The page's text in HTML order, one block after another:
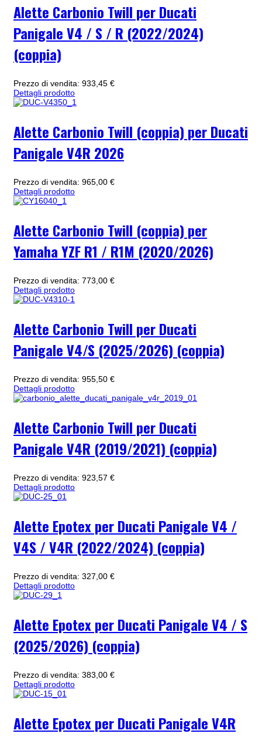
Alette Carbonio Twill per Ducati
Panigale V4 / S / R (2022/2024)
(coppia)
Prezzo di vendita: 933,45 €
Dettagli prodotto
Alette Carbonio Twill (coppia) per Ducati
Panigale V4R 2026
Prezzo di vendita: 965,00 €
Dettagli prodotto
Alette Carbonio Twill (coppia) per
Yamaha YZF R1 / R1M (2020/2026)
Prezzo di vendita: 773,00 €
Dettagli prodotto
Alette Carbonio Twill per Ducati
Panigale V4/S (2025/2026) (coppia)
Prezzo di vendita: 955,50 €
Dettagli prodotto
Alette Carbonio Twill per Ducati
Panigale V4R (2019/2021) (coppia)
Prezzo di vendita: 923,57 €
Dettagli prodotto
Alette Epotex per Ducati Panigale V4 /
V4S / V4R (2022/2024) (coppia)
Prezzo di vendita: 327,00 €
Dettagli prodotto
Alette Epotex per Ducati Panigale V4 / S
(2025/2026) (coppia)
Prezzo di vendita: 383,00 €
Dettagli prodotto
Alette Epotex per Ducati Panigale V4R